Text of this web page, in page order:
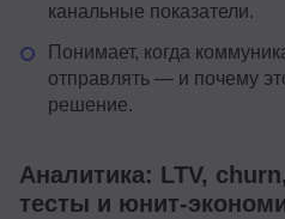
канальные показатели.
Понимает, когда
отправлять — и почему
решение.
Аналитика: LTV,
тесты и юнит-